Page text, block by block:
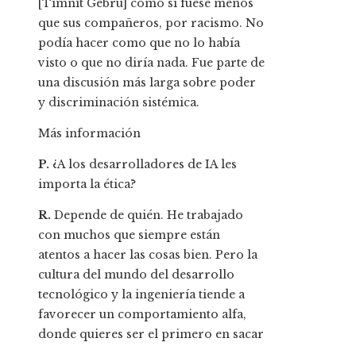
[Timnit Gebru] como si fuese menos
que sus compañeros, por racismo. No
podía hacer como que no lo había
visto o que no diría nada. Fue parte de
una discusión más larga sobre poder
y discriminación sistémica.
Más información
P. ¿A los desarrolladores de IA les
importa la ética?
R. Depende de quién. He trabajado
con muchos que siempre están
atentos a hacer las cosas bien. Pero la
cultura del mundo del desarrollo
tecnológico y la ingeniería tiende a
favorecer un comportamiento alfa,
donde quieres ser el primero en sacar